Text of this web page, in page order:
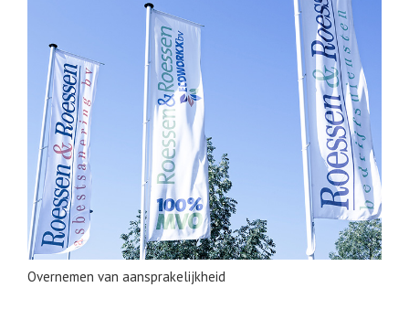
Overnemen van aansprakelijkheid